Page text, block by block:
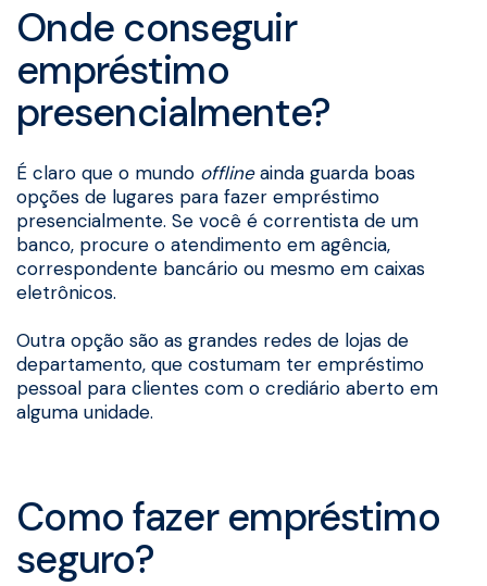
Onde conseguir
empréstimo
presencialmente?
É claro que o mundo offlineainda guarda boas
opções de lugares para fazer empréstimo
presencialmente. Se você é correntista de um
banco, procure o atendimento em agência,
correspondente bancário ou mesmo em caixas
eletrônicos.
Outra opção são as grandes redes de lojas de
departamento, que costumam ter empréstimo
pessoal para clientes com o crediário aberto em
alguma unidade.
Como fazer empréstimo
seguro?